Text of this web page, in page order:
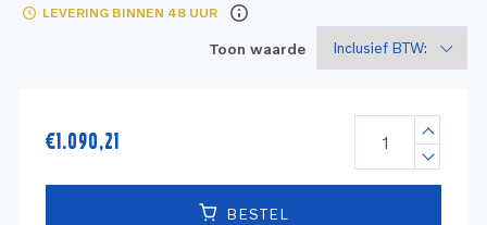
Reman - Bedrijfsvaart
LEVERING BINNEN 48 UUR
Toon waarde
€1.090,21
BESTEL